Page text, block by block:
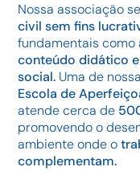
Nossa associação
civil sem fins
fundamentais como
conteúdo didático
social. Uma de
Escola de
atende cerca de
promovendo o
ambiente onde o
complementam.